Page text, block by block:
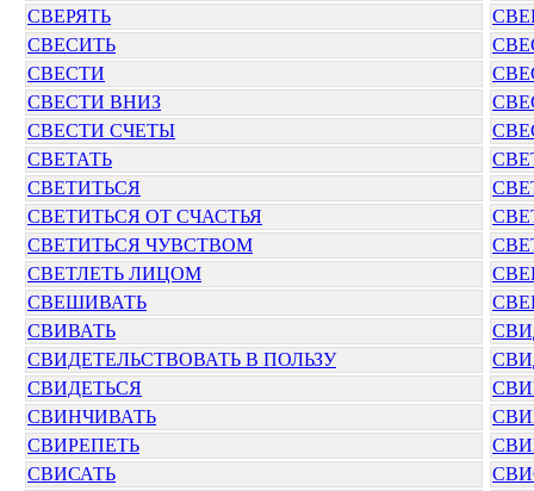
СВЕРЯТЬ
СВЕСИТЬ
СВЕСТИ
СВЕСТИ ВНИЗ
СВЕСТИ СЧЕТЫ
СВЕТАТЬ
СВЕТИТЬСЯ
СВЕТИТЬСЯ ОТ СЧАСТЬЯ
СВЕТИТЬСЯ ЧУВСТВОМ
СВЕТЛЕТЬ ЛИЦОМ
СВЕШИВАТЬ
СВИВАТЬ
СВИДЕТЕЛЬСТВОВАТЬ В ПОЛЬЗУ
СВИДЕТЬСЯ
СВИНЧИВАТЬ
СВИРЕПЕТЬ
СВИСАТЬ